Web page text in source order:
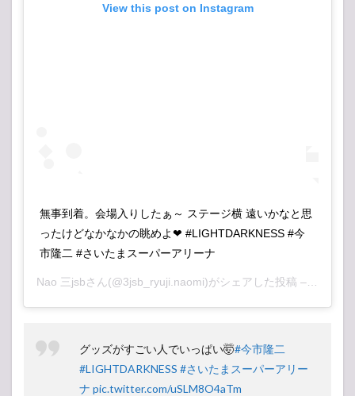
View this post on Instagram
無事到着。会場入りしたぁ～ ステージ横 遠いかなと思
ったけどなかなかの眺めよ❤ #LIGHTDARKNESS #今
市隆二 #さいたまスーパーアリーナ
Nao 三jsbさん(@3jsb_ryuji.naomi)がシェアした投稿 –
グッズがすごい人でいっぱい🤯#今市隆二
#LIGHTDARKNESS #さいたまスーパーアリー
ナ pic.twitter.com/uSLM8O4aTm